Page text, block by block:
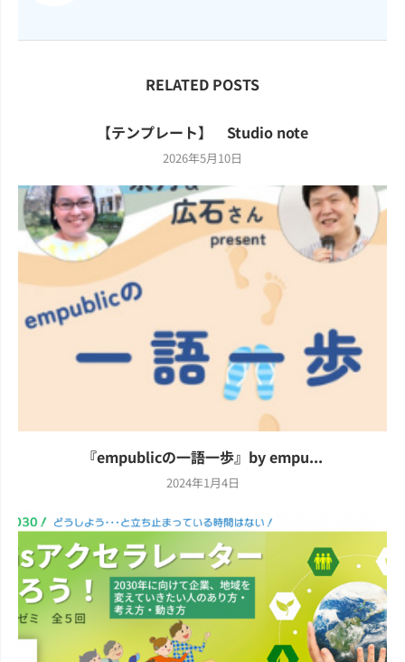
RELATED POSTS
【テンプレート】 Studio note
2026年5月10日
『empublicの一語一歩』by empu...
2024年1月4日